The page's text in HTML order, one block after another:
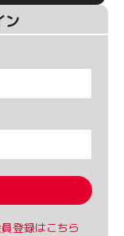
ン
登録はこちら